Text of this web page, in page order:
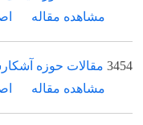
مشاهده مقاله
3454 مقالات حوزه
مشاهده مقاله